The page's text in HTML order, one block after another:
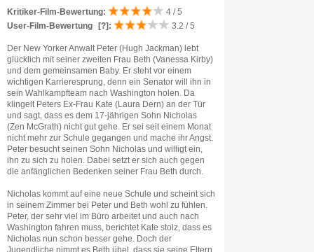
Kritiker-Film-Bewertung:
4 / 5
User-Film-Bewertung
[?] : 3.2 / 5
Der New Yorker Anwalt Peter (Hugh Jackman) lebt
glücklich mit seiner zweiten Frau Beth (Vanessa Kirby)
und dem gemeinsamen Baby. Er steht vor einem
wichtigen Karrieresprung, denn ein Senator will ihn in
sein Wahlkampfteam nach Washington holen. Da
klingelt Peters Ex-Frau Kate (Laura Dern) an der Tür
und sagt, dass es dem 17-jährigen Sohn Nicholas
(Zen McGrath) nicht gut gehe. Er sei seit einem Monat
nicht mehr zur Schule gegangen und mache ihr Angst.
Peter besucht seinen Sohn Nicholas und willigt ein,
ihn zu sich zu holen. Dabei setzt er sich auch gegen
die anfänglichen Bedenken seiner Frau Beth durch.
Nicholas kommt auf eine neue Schule und scheint sich
in seinem Zimmer bei Peter und Beth wohl zu fühlen.
Peter, der sehr viel im Büro arbeitet und auch nach
Washington fahren muss, berichtet Kate stolz, dass es
Nicholas nun schon besser gehe. Doch der
Jugendliche nimmt es Beth übel, dass sie seine Eltern